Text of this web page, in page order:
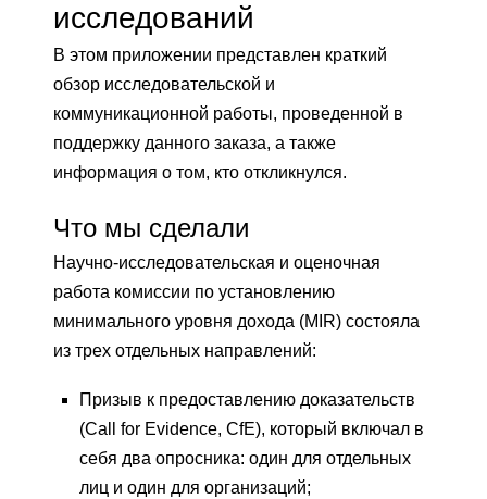
исследований
В этом приложении представлен краткий
обзор исследовательской и
коммуникационной работы, проведенной в
поддержку данного заказа, а также
информация о том, кто откликнулся.
Что мы сделали
Научно-исследовательская и оценочная
работа комиссии по установлению
минимального уровня дохода (MIR) состояла
из трех отдельных направлений:
Призыв к предоставлению доказательств
(Call for Evidence, CfE), который включал в
себя два опросника: один для отдельных
лиц и один для организаций;